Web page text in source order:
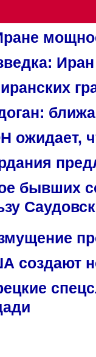
ожидает,
бывших
создают